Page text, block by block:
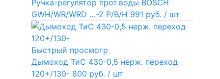
Ручка-регулятор прот.воды BOSCH
GWH/WR/WRD …-2 P/B/H 991 руб. / шт
Быстрый просмотр
Дымоход ТиС 430-0,5 нерж. переход
120+/130- 800 руб. / шт